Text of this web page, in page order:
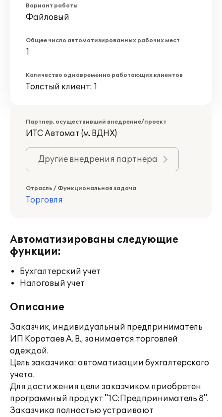
Вариант работы
Файловый
Общее число автоматизированных рабочих мест
1
Количество одновременно работающих клиентов
Толстый клиент: 1
Партнер, осуществивший внедрение/проект
ИТС Автомат (м. ВДНХ)
Другие внедрения партнера
Отрасль / Функциональная задача
Торговля
Автоматизированы следующие
функции:
Бухгалтерский учет
Налоговый учет
Описание
Заказчик, индивидуальный предприниматель
ИП Коротаев А. В., занимается торговлей
одеждой.
Цель заказчика: автоматизации бухгалтерского
учета.
Для достижения цели заказчиком приобретен
программный продукт "1С:Предприниматель 8".
Заказчика полностью устраивают